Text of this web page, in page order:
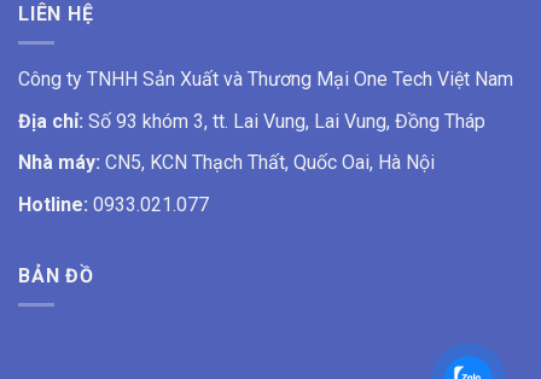
LIÊN HỆ
Công ty TNHH Sản Xuất và Thương Mại One Tech Việt Nam
Địa chỉ: Số 93 khóm 3, tt. Lai Vung, Lai Vung, Đồng Tháp
Nhà máy: CN5, KCN Thạch Thất, Quốc Oai, Hà Nội
Hotline: 0933.021.077
BẢN ĐỒ